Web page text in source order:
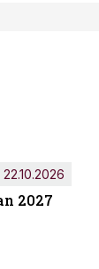
2027
22.10.2026